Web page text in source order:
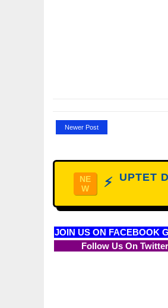
Newer Post
NE
W
⚡
UPTET
JOIN US ON FACEBOOK
Follow Us On Twitter